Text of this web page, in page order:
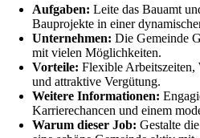
Aufgaben: Leite das Bauamt
Bauprojekte in einer
Unternehmen: Die Gemeinde
mit vielen Möglichkeiten.
Vorteile: Flexible Arbeitszeiten,
und attraktive Vergütung.
Weitere Informationen:
Karrierechancen und einem
Warum dieser Job: Gestalte